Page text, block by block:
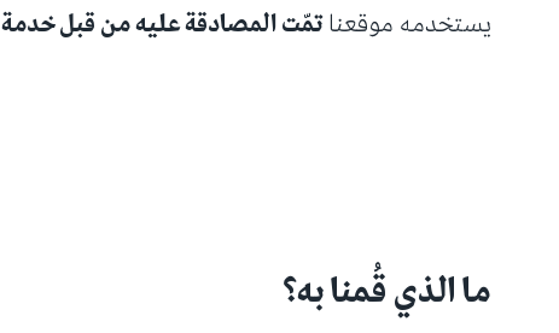
يستخدمه موقعناتمّت المصادقة عليه من قبل خدمة
ما الذي قُمنا به؟